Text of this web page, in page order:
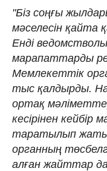
"Біз соңғы
мәселесін қайта
Енді
марапаттарды
Мемлекеттік
тыс қалдырды.
ортақ
кесірінен
таратылып
органның
алған жайттар да